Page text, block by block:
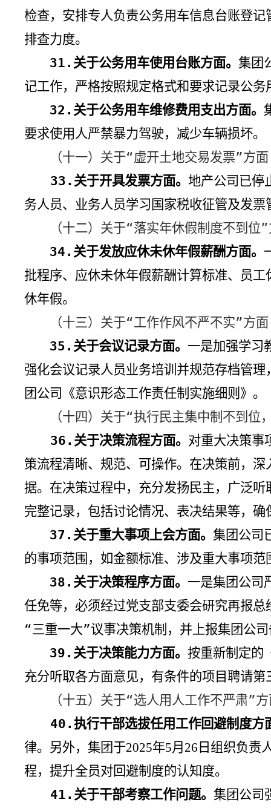
检查，安排专人负责公务用车信息台账登
排查力度。
31. 关于公务用车使用台账方面。集团
记工作，严格按照规定格式和要求记录公
32. 关于公务用车维修费用支出方面。
要求使用人严禁暴力驾驶，减少车辆损坏。
（十一）关于“虚开土地交易发票”方面
33. 关于开具发票方面。地产公司已停
务人员、业务人员学习国家税收征管及发
（十二）关于“落实年休假制度不到位
34. 关于发放应休未休年假薪酬方面。
批程序、应休未休年假薪酬计算标准、员
休年假。
（十三）关于“工作作风不严不实”方面
35. 关于会议记录方面。 一是加强学习
强化会议记录人员业务培训并规范存档管
团公司《意识形态工作责任制实施细则》。
（十四）关于“执行民主集中制不到位
36. 关于决策流程方面。 对重大决策事
策流程清晰、规范、可操作。在决策前，
据。在决策过程中，充分发扬民主，广泛
完整记录，包括讨论情况、表决结果等，
37. 关于重大事项上会方面。集团公司
的事项范围，如金额标准、涉及重大事项
38. 关于决策程序方面。 一是集团公司
任免等，必须经过党支部支委会研究再报
“三重一大”议事决策机制，并上报集团公
39. 关于决策能力方面。按重新制定的
充分听取各方面意见，有条件的项目聘请
（十五）关于“选人用人工作不严肃”
40.执行干部选拔任用工作回避制度方
律。另外，集团于2025年5月 26 日组织负责
程，提升全员对回避制度的认知度。
41. 关于干部考察工作问题。集团公司